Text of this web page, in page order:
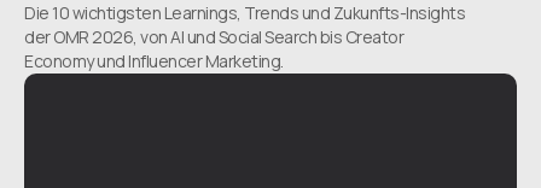
Die 10 wichtigsten Learnings, Trends und Zukunfts-Insights
der OMR 2026, von AI und Social Search bis Creator
Economy und Influencer Marketing.